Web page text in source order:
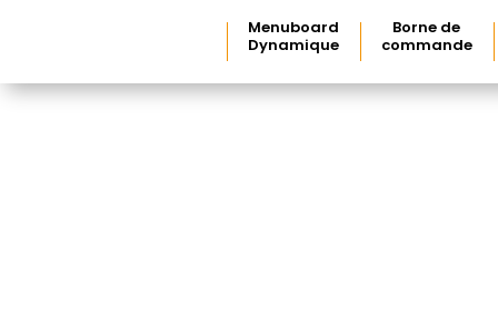
Menuboard
Dynamique
Borne de
commande